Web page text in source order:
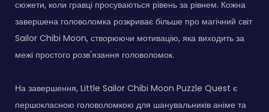
сюжети, коли гравці просуваються рівень за рівнем. Кожна
завершена головоломка розкриває більше про магічний світ
Sailor Chibi Moon, створюючи мотивацію, яка виходить за
межі простого розв'язання головоломок.
На завершення, Little Sailor Chibi Moon Puzzle Quest є
першокласною головоломкою для шанувальників аніме та